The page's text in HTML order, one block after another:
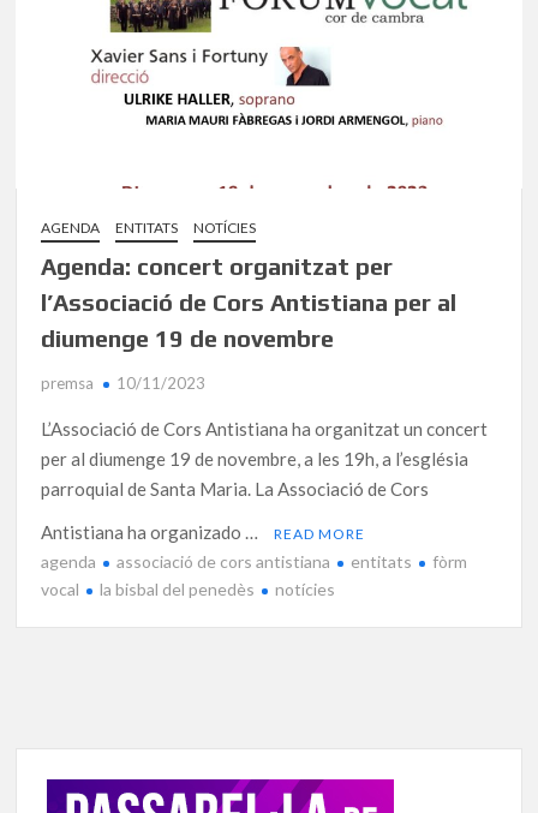
AGENDA ENTITATS NOTÍCIES
Agenda: concert organitzat per
l’Associació de Cors Antistiana per al
diumenge 19 de novembre
premsa 10/11/2023
L’Associació de Cors Antistiana ha organitzat un concert
per al diumenge 19 de novembre, a les 19h, a l’església
parroquial de Santa Maria. La Associació de Cors
Antistiana ha organizado …
READ MORE
agenda associació de cors antistiana entitats
fòrm
vocal
la bisbal del penedès notícies